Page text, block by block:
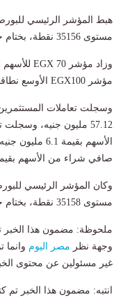
مستوى 35156 نقطة، بختام جلسة اليوم الثلاثاء.
مؤشر EGX100 الأوسع نطاقا بنسبة 0.43 %
وسجلت تعاملات
57.12 مليون جنيه،
الأسهم بقيمة
صافي شراء من الأسهم بقيمة 63.30 مليون
مستوى 35158 نقطة، بختام جلسة أمس الاثنين.
ملحوظة: مضمون هذا الخبر
وجهة نظر مصر اليوم وانما
غير مسئولين عن محتوى
انتبه: مضمون هذا الخبر تم